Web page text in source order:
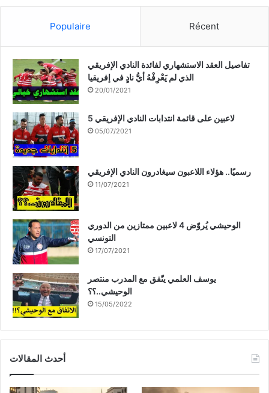
Populaire Récent
تفاصيل العقد الاستشهاري لفائدة النادي الإفريقي
الذي لم يَعْرِفْهُ أيُّ نادٍ في إفريقيا
20/01/2021
5 لاعبين على قائمة انتدابات النادي الإفريقي
05/07/2021
رسميًا.. هؤلاء اللاعبون سيغادرون النادي الإفريقي
11/07/2021
الوحيشي يُروّض 4 لاعبين ممتازين من الدوري
التونسي
17/07/2021
يوسف العلمي يتّفق مع المدرب منتصر
الوحيشي..؟؟
15/05/2022
أحدث المقالات